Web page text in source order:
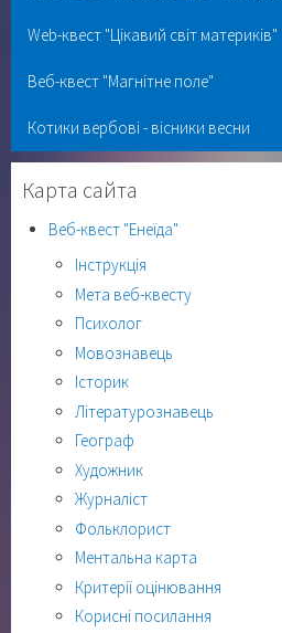
Web-квест "Цікавий світ материків"
Веб-квест "Магнітне поле"
Котики вербові - вісники весни
Карта сайта
Веб-квест "Енеїда"
Інструкція
Мета веб-квесту
Психолог
Мовознавець
Історик
Літературознавець
Географ
Художник
Журналіст
Фольклорист
Ментальна карта
Критерії оцінювання
Корисні посилання